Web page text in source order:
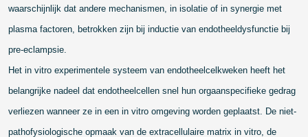
waarschijnlijk dat andere mechanismen, in isolatie of in synergie met
plasma factoren, betrokken zijn bij inductie van endotheeldysfunctie bij
pre-eclampsie.
Het in vitro experimentele systeem van endotheelcelkweken heeft het
belangrijke nadeel dat endotheelcellen snel hun orgaanspecifieke gedrag
verliezen wanneer ze in een in vitro omgeving worden geplaatst. De niet-
pathofysiologische opmaak van de extracellulaire matrix in vitro, de